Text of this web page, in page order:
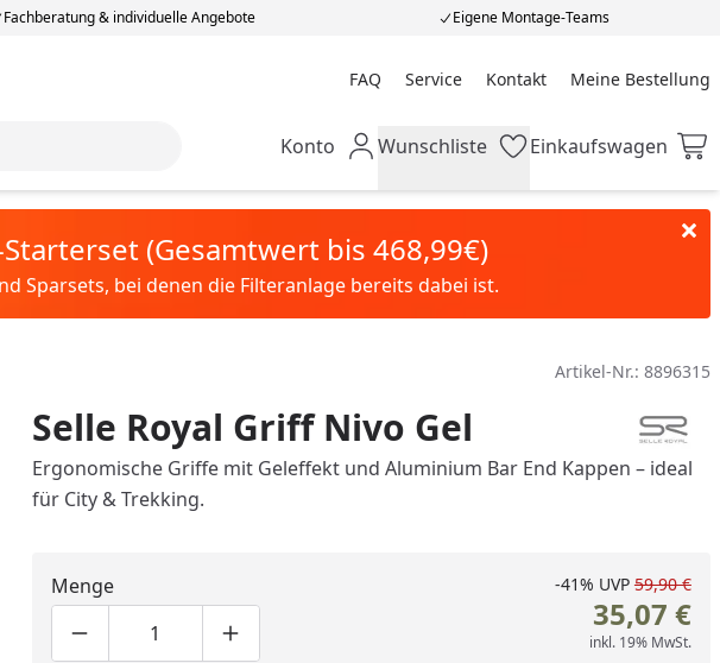
Fachberatung & individuelle Angebote Eigene Montage-Teams
FAQ Service Kontakt Meine Bestellung
Meine Bestellung
Mein Konto
Konto Wunschliste
Wunschliste Einkaufswagen
Einkaufswagen
(Gesamtwert bis 468,99€)
Sparsets, bei denen die Filteranlage bereits dabei ist.
Artikel-Nr.: 8896315
Selle Royal Griff Nivo Gel
Ergonomische Griffe mit Geleffekt und Aluminium Bar End Kappen – ideal
für City & Trekking.
Menge
Produktmenge um eins verringern
Produktmenge manuell eingeben
Produktmenge um eins erhöhen
-41% UVP 59,90 €
35,07 €
inkl. 19% MwSt.